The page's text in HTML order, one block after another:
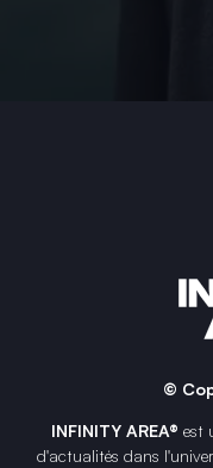
©
INFINITY AREA® est
d'actualités dans